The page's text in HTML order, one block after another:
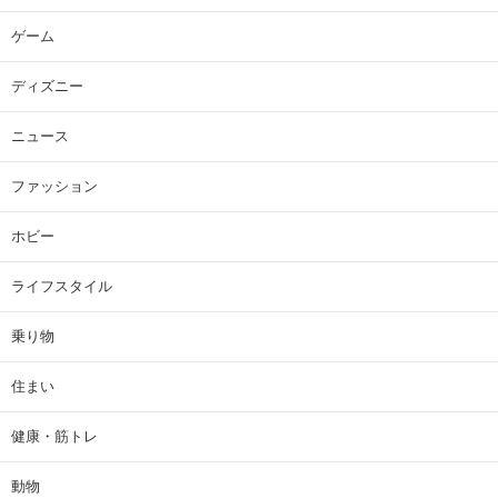
ゲーム
ディズニー
ニュース
ファッション
ホビー
ライフスタイル
乗り物
住まい
健康・筋トレ
動物